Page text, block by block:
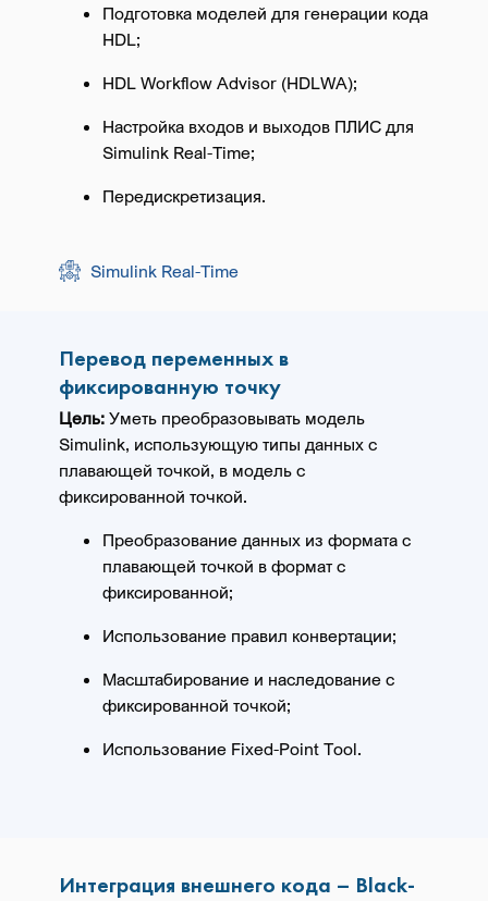
Подготовка моделей для генерации кода
HDL;
HDL Workflow Advisor (HDLWA);
Настройка входов и выходов ПЛИС для
Simulink Real-Time;
Передискретизация.
Simulink Real-Time
Перевод переменных в
фиксированную точку
Цель: Уметь преобразовывать модель
Simulink, использующую типы данных с
плавающей точкой, в модель с
фиксированной точкой.
Преобразование данных из формата с
плавающей точкой в формат с
фиксированной;
Использование правил конвертации;
Масштабирование и наследование с
фиксированной точкой;
Использование Fixed-Point Tool.
Интеграция внешнего кода – Black-